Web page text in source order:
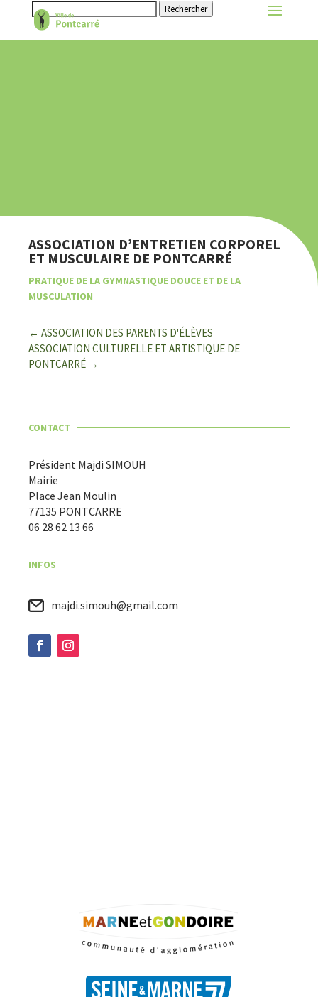
Rechercher
ASSOCIATION D’ENTRETIEN CORPOREL
ET MUSCULAIRE DE PONTCARRÉ
PRATIQUE DE LA GYMNASTIQUE DOUCE ET DE LA
MUSCULATION
← ASSOCIATION DES PARENTS D'ÉLÈVES
ASSOCIATION CULTURELLE ET ARTISTIQUE DE
PONTCARRÉ →
CONTACT
Président Majdi SIMOUH
Mairie
Place Jean Moulin
77135 PONTCARRE
06 28 62 13 66
INFOS
majdi.simouh@gmail.com